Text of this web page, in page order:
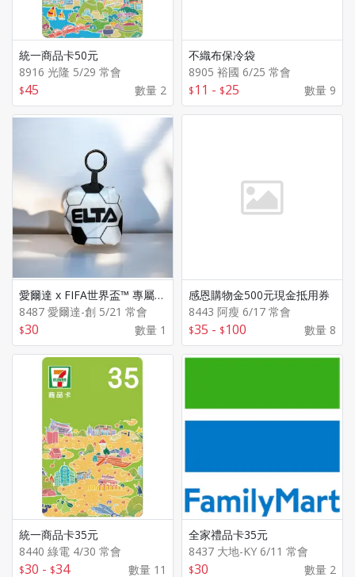
統一商品卡50元
8916 光隆 5/29 常會
45 數量 2
不織布保冷袋
8905 裕國 6/25 常會
11 - 25 數量 9
愛爾達 x FIFA世界盃™ 專屬紀念品
8487 愛爾達-創 5/21 常會
30 數量 1
感恩購物金500元現金抵用券
8443 阿瘦 6/17 常會
35 - 100 數量 8
統一商品卡35元
8440 綠電 4/30 常會
30 - 34 數量 11
全家禮品卡35元
8437 大地-KY 6/11 常會
30 數量 2